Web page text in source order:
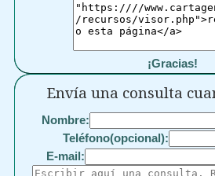
¡Gracias!
Envía una consulta
Nombre:
Teléfono(opcional):
E-mail: